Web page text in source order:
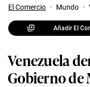
El Comercio · Mundo ·
Añadir El
Venezuela
Gobierno de